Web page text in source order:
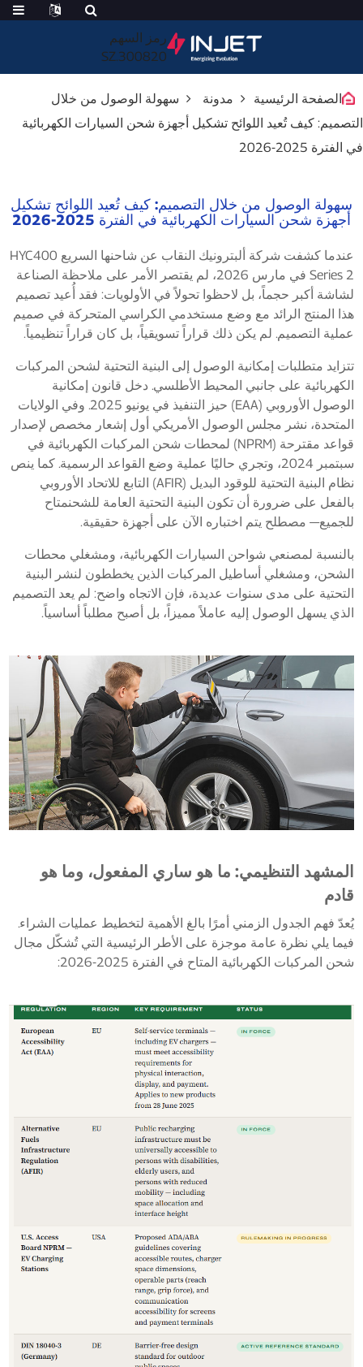
رمز السهم
300820.SZ
الصفحة الرئيسية مدونة
سهولة الوصول من خلال
التصميم: كيف تُعيد اللوائح تشكيل أجهزة شحن السيارات الكهربائية
في الفترة 2025-2026
سهولة الوصول من خلال التصميم: كيف تُعيد اللوائح تشكيل
أجهزة شحن السيارات الكهربائية في الفترة 2025-2026
عندما كشفت شركة ألبترونيك النقاب عن شاحنها السريع HYC400
Series 2 في مارس 2026، لم يقتصر الأمر على ملاحظة الصناعة
لشاشة أكبر حجماً، بل لاحظوا تحولاً في الأولويات: فقد أُعيد تصميم
هذا المنتج الرائد مع وضع مستخدمي الكراسي المتحركة في صميم
عملية التصميم. لم يكن ذلك قراراً تسويقياً، بل كان قراراً تنظيمياً.
تتزايد متطلبات إمكانية الوصول إلى البنية التحتية لشحن المركبات
الكهربائية على جانبي المحيط الأطلسي. دخل قانون إمكانية
الوصول الأوروبي (EAA) حيز التنفيذ في يونيو 2025. وفي الولايات
المتحدة، نشر مجلس الوصول الأمريكي أول إشعار مخصص لإصدار
قواعد مقترحة (NPRM) لمحطات شحن المركبات الكهربائية في
سبتمبر 2024، وتجري حاليًا عملية وضع القواعد الرسمية. كما ينص
نظام البنية التحتية للوقود البديل (AFIR) التابع للاتحاد الأوروبي
بالفعل على ضرورة أن تكون البنية التحتية العامة للشحنمتاح
للجميع— مصطلح يتم اختباره الآن على أجهزة حقيقية.
بالنسبة لمصنعي شواحن السيارات الكهربائية، ومشغلي محطات
الشحن، ومشغلي أساطيل المركبات الذين يخططون لنشر البنية
التحتية على مدى سنوات عديدة، فإن الاتجاه واضح: لم يعد التصميم
الذي يسهل الوصول إليه عاملاً مميزاً، بل أصبح مطلباً أساسياً.
المشهد التنظيمي: ما هو ساري المفعول، وما هو
قادم
يُعدّ فهم الجدول الزمني أمرًا بالغ الأهمية لتخطيط عمليات الشراء.
فيما يلي نظرة عامة موجزة على الأطر الرئيسية التي تُشكّل مجال
شحن المركبات الكهربائية المتاح في الفترة 2025-2026: